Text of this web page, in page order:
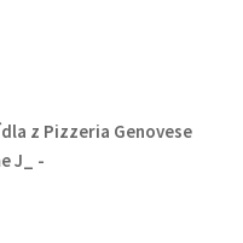
z Pizzeria Genovese
J_ -